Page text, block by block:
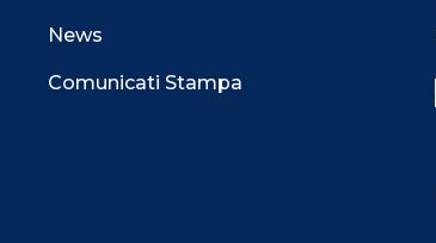
News
Comunicati Stampa